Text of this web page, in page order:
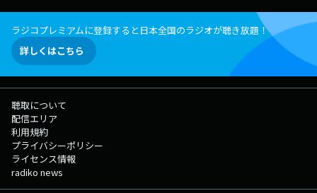
ラジコプレミアムに登録すると日本全国のラジオが聴き放題！
詳しくはこちら
聴取について
配信エリア
利用規約
プライバシーポリシー
ライセンス情報
radiko news